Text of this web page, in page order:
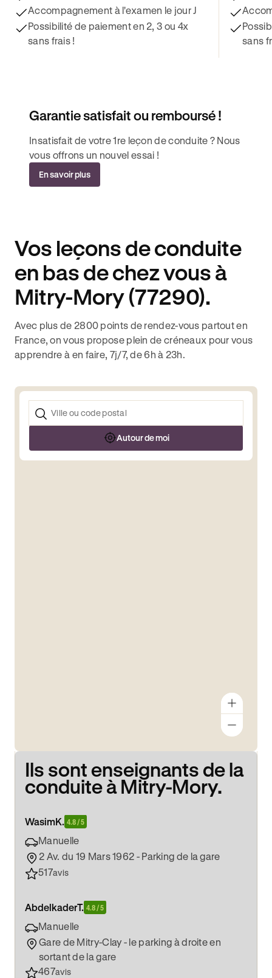
Accompagnement à l'examen le jour J
Possibilité de paiement en 2, 3 ou 4x
sans frais !
sans
Garantie satisfait ou remboursé !
Insatisfait de votre 1re leçon de conduite ? Nous
vous offrons un nouvel essai !
En savoir plus
Vos leçons de conduite
en bas de chez vous à
Mitry-Mory (77290).
Avec plus de 2800 points de rendez-vous partout en
France, on vous propose plein de créneaux pour vous
apprendre à en faire, 7j/7, de 6h à 23h.
Autour de moi
Ils sont enseignants de la
conduite à Mitry-Mory.
WasimK. 4.8 / 5
Manuelle
2 Av. du 19 Mars 1962 - Parking de la gare
517avis
AbdelkaderT. 4.8 / 5
Manuelle
Gare de Mitry-Clay - le parking à droite en
sortant de la gare
467avis